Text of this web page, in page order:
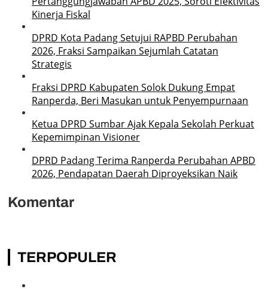
Kinerja Fiskal
DPRD Kota Padang Setujui RAPBD Perubahan
2026, Fraksi Sampaikan Sejumlah Catatan
Strategis
Fraksi DPRD Kabupaten Solok Dukung Empat
Ranperda, Beri Masukan untuk Penyempurnaan
Ketua DPRD Sumbar Ajak Kepala Sekolah Perkuat
Kepemimpinan Visioner
DPRD Padang Terima Ranperda Perubahan APBD
2026, Pendapatan Daerah Diproyeksikan Naik
Komentar
TERPOPULER